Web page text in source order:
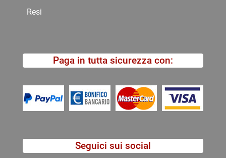
Resi
Paga in tutta sicurezza con:
Seguici sui social